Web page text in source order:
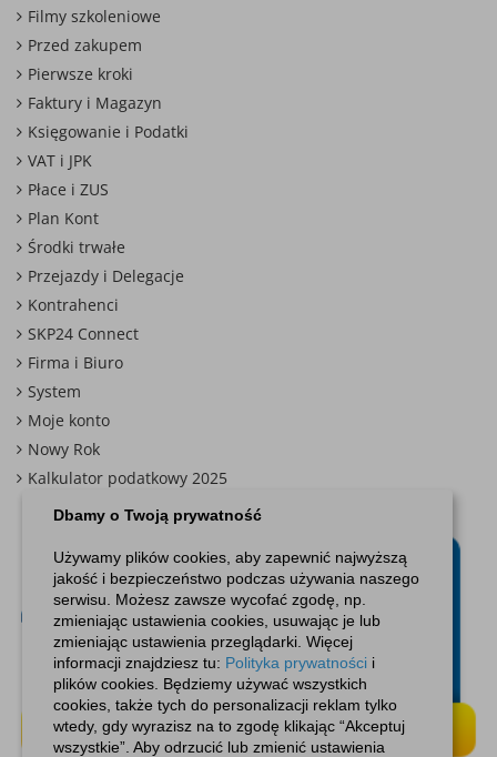
Filmy szkoleniowe
Przed zakupem
Pierwsze kroki
Faktury i Magazyn
Księgowanie i Podatki
VAT i JPK
Płace i ZUS
Plan Kont
Środki trwałe
Przejazdy i Delegacje
Kontrahenci
SKP24 Connect
Firma i Biuro
System
Moje konto
Nowy Rok
Kalkulator podatkowy 2025
Dbamy o Twoją prywatność
Używamy plików cookies, aby zapewnić najwyższą
jakość i bezpieczeństwo podczas używania naszego
serwisu. Możesz zawsze wycofać zgodę, np.
zmieniając ustawienia cookies, usuwając je lub
zmieniając ustawienia przeglądarki. Więcej
informacji znajdziesz tu: Polityka prywatności i
plików cookies. Będziemy używać wszystkich
cookies, także tych do personalizacji reklam tylko
wtedy, gdy wyrazisz na to zgodę klikając “Akceptuj
wszystkie”. Aby odrzucić lub zmienić ustawienia